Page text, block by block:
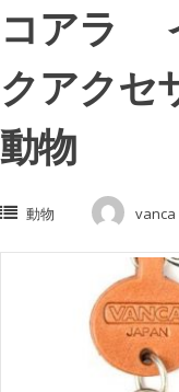
コアラ
クアク
動物
動物 vanca